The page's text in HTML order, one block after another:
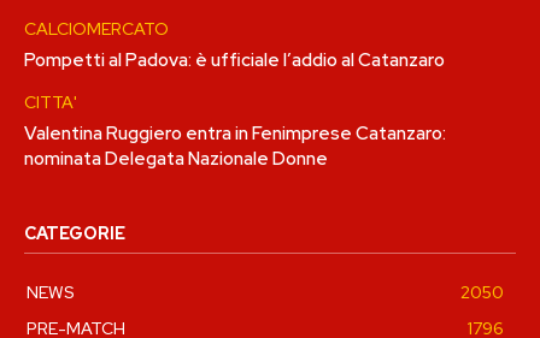
CALCIOMERCATO
Pompetti al Padova: è ufficiale l’addio al Catanzaro
CITTA'
Valentina Ruggiero entra in Fenimprese Catanzaro:
nominata Delegata Nazionale Donne
CATEGORIE
NEWS
2050
PRE-MATCH
1796